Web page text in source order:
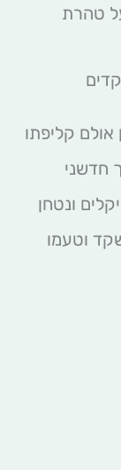
טהרת
אולם קליפתו
חדשני
ונטחן
וטעמו